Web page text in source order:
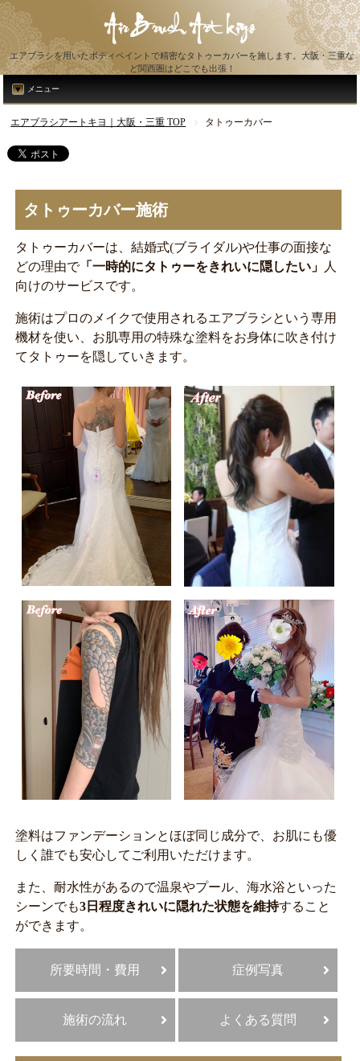
エアブラシを用いたボディペイントで精密なタトゥーカバーを施します。大阪・三重な
ど関西圏はどこでも出張！
メニュー
エアブラシアートキヨ｜大阪・三重 TOP タトゥーカバー
タトゥーカバー施術
タトゥーカバーは、結婚式(ブライダル)や仕事の面接な
どの理由で「一時的にタトゥーをきれいに隠したい」
人
向けのサービスです。
施術はプロのメイクで使用されるエアブラシという専用
機材を使い、お肌専用の特殊な塗料をお身体に吹き付け
てタトゥーを隠していきます。
塗料はファンデーションとほぼ同じ成分で、お肌にも優
しく誰でも安心してご利用いただけます。
また、耐水性があるので温泉やプール、海水浴といった
シーンでも3日程度きれいに隠れた状態を維持すること
ができます。
所要時間・費用 症例写真
施術の流れ よくある質問